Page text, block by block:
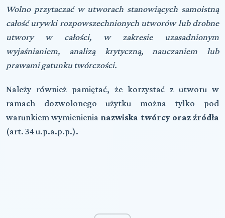
Wolno przytaczać w utworach stanowiących samoistną
całość urywki rozpowszechnionych utworów lub drobne
utwory w całości, w zakresie uzasadnionym
wyjaśnianiem, analizą krytyczną, nauczaniem lub
prawami gatunku twórczości.
Należy również pamiętać, że korzystać z utworu w
ramach dozwolonego użytku można tylko pod
warunkiem wymienienia nazwiska twórcy oraz źródła
(art. 34 u.p.a.p.p.).